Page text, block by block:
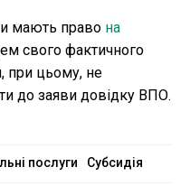
мають право на
свого фактичного
при цьому, не
до заяви довідку ВПО.
послуги Субсидія